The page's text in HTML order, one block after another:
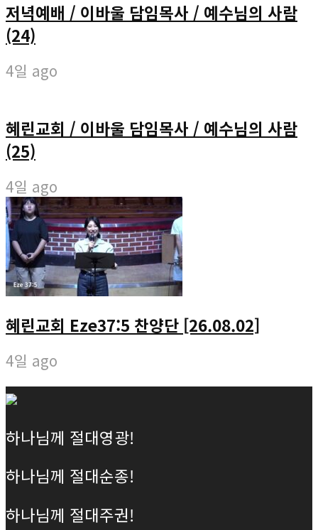
저녁예배 / 이바울 담임목사 / 예수님의 사람
(24)
4일 ago
혜린교회 / 이바울 담임목사 / 예수님의 사람
(25)
4일 ago
혜린교회 Eze37:5 찬양단 [26.08.02]
4일 ago
하나님께 절대영광!
하나님께 절대순종!
하나님께 절대주권!